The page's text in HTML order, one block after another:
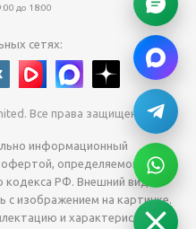
до 18:00
сетях:
Все права защищены.
информационный
офертой, определяемой
кодекса РФ. Внешний вид
с изображением на картинке.
и характеристики